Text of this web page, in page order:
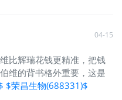
04-15
比辉瑞花钱更精准，把钱
维的背书格外重要，这是
$荣昌生物(688331)$